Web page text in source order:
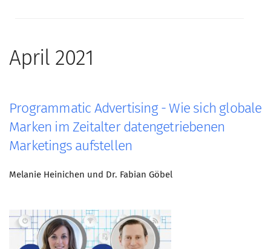
April 2021
Programmatic Advertising - Wie sich globale
Marken im Zeitalter datengetriebenen
Marketings aufstellen
Melanie Heinichen und Dr. Fabian Göbel